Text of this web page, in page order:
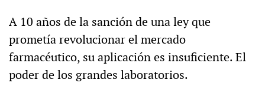
A 10 años de la sanción de una ley que
prometía revolucionar el mercado
farmacéutico, su aplicación es insuficiente. El
poder de los grandes laboratorios.